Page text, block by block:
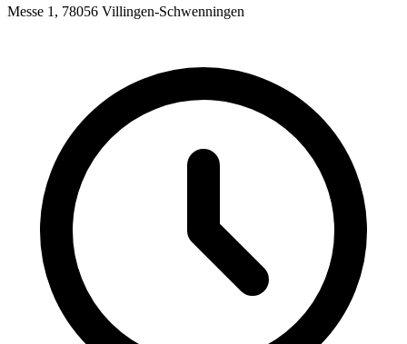
Messe 1, 78056 Villingen-Schwenningen